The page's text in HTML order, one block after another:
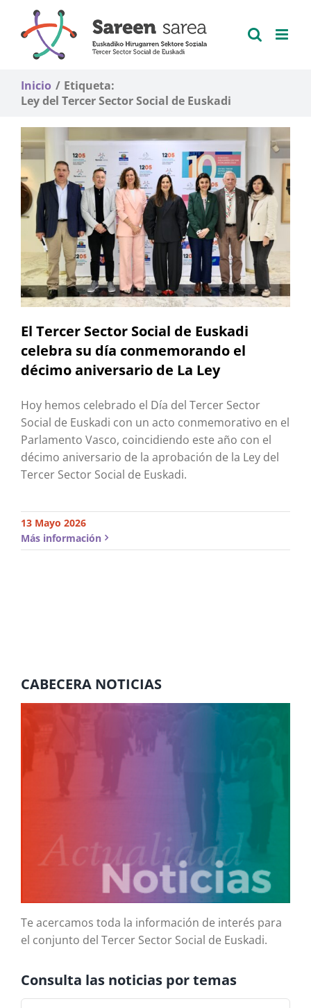
contenido
Inicio
Etiqueta:
Ley del Tercer Sector Social de Euskadi
El Tercer Sector Social de Euskadi
celebra su día conmemorando el
décimo aniversario de La Ley
Hoy hemos celebrado el Día del Tercer Sector
Social de Euskadi con un acto conmemorativo en el
Parlamento Vasco, coincidiendo este año con el
décimo aniversario de la aprobación de la Ley del
Tercer Sector Social de Euskadi.
13 Mayo 2026
Más información
CABECERA NOTICIAS
Te acercamos toda la información de interés para
el conjunto del Tercer Sector Social de Euskadi.
Consulta las noticias por temas